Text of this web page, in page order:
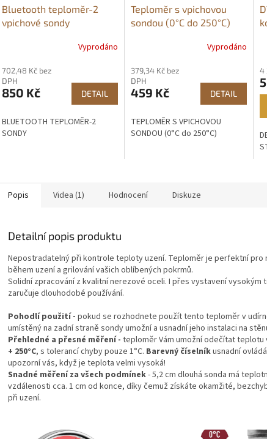
Bluetooth teploměr-2
vpichové sondy
Vyprodáno
702,48 Kč bez
DPH
850 Kč DETAIL
BLUETOOTH TEPLOMĚR-2
SONDY
Teploměr s vpichovou
sondou (0°C do 250°C)
Vyprodáno
379,34 Kč bez
DPH
459 Kč DETAIL
TEPLOMĚR S VPICHOVOU
SONDOU (0°C do 250°C)
je
5
4
Popis Videa (1) Hodnocení Diskuze
Detailní popis produktu
Nepostradatelný při kontrole teploty uzení. Teploměr je perfektní pro
během uzení a grilování vašich oblíbených pokrmů.
Solidní zpracování z kvalitní nerezové oceli. I přes vystavení vysokým
zaručuje dlouhodobé používání.
Pohodlí použití - pokud se rozhodnete použít tento teploměr v
umístěný na zadní straně sondy umožní a usnadní jeho instalaci na
Přehledné a přesné měření - teploměr Vám umožní odečítat teplotu
+ 250°C, s tolerancí chyby pouze 1°C. Barevný číselníkusnadní
upozorní vás, když je teplota velmi vysoká!
Snadné měření za všech podmínek- 5,2 cm dlouhá sonda má
vzdálenosti cca. 1 cm od konce, díky čemuž získáte okamžité,
při uzení.